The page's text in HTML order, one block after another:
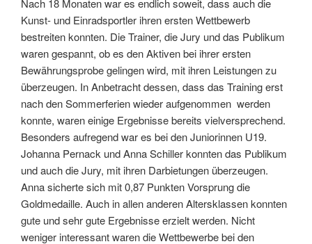
Nach 18 Monaten war es endlich soweit, dass auch die
Kunst- und Einradsportler ihren ersten Wettbewerb
bestreiten konnten. Die Trainer, die Jury und das Publikum
waren gespannt, ob es den Aktiven bei ihrer ersten
Bewährungsprobe gelingen wird, mit ihren Leistungen zu
überzeugen. In Anbetracht dessen, dass das Training erst
nach den Sommerferien wieder aufgenommen werden
konnte, waren einige Ergebnisse bereits vielversprechend.
Besonders aufregend war es bei den Juniorinnen U19.
Johanna Pernack und Anna Schiller konnten das Publikum
und auch die Jury, mit ihren Darbietungen überzeugen.
Anna sicherte sich mit 0,87 Punkten Vorsprung die
Goldmedaille. Auch in allen anderen Altersklassen konnten
gute und sehr gute Ergebnisse erzielt werden. Nicht
weniger interessant waren die Wettbewerbe bei den